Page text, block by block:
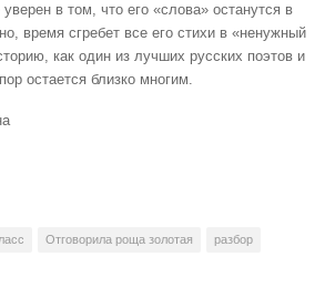
в том, что его «слова» останутся в
время сгребет все его стихи в «ненужный
как один из лучших русских поэтов и
остается близко многим.
Отговорила роща золотая разбор